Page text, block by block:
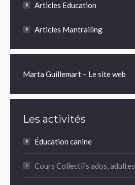
Articles Education
Articles Mantrailing
Marta Guillemart – Le site web
Les activités
Éducation canine
Cours Collectifs ados, adultes